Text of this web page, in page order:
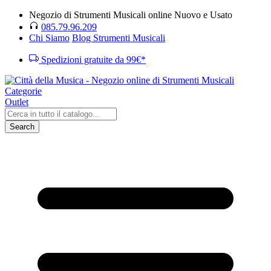
Negozio di Strumenti Musicali online Nuovo e Usato
085.79.96.209
Chi Siamo Blog Strumenti Musicali
Spedizioni gratuite da 99€*
Categorie
Outlet
Search